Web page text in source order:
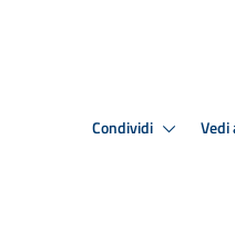
Condividi Vedi